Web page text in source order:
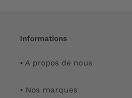
Informations
• A propos de nous
• Nos marques